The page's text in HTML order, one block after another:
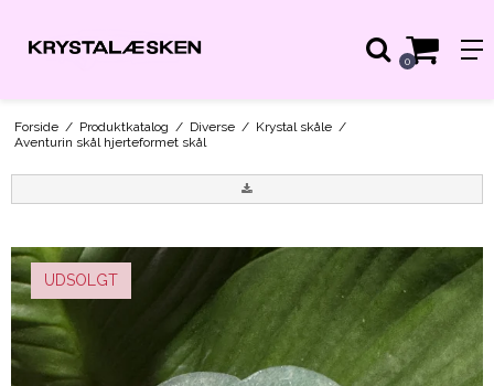
0
Forside / Produktkatalog / Diverse / Krystal skåle /
Aventurin skål hjerteformet skål
UDSOLGT